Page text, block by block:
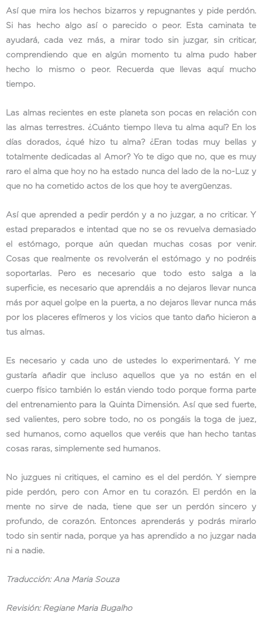
Así que mira los hechos bizarros y repugnantes y pide perdón.
Si has hecho algo así o parecido o peor. Esta caminata te
ayudará, cada vez más, a mirar todo sin juzgar, sin criticar,
comprendiendo que en algún momento tu alma pudo haber
hecho lo mismo o peor. Recuerda que llevas aquí mucho
tiempo.
Las almas recientes en este planeta son pocas en relación con
las almas terrestres. ¿Cuánto tiempo lleva tu alma aquí? En los
días dorados, ¿qué hizo tu alma? ¿Eran todas muy bellas y
totalmente dedicadas al Amor? Yo te digo que no, que es muy
raro el alma que hoy no ha estado nunca del lado de la no-Luz y
que no ha cometido actos de los que hoy te avergüenzas.
Así que aprended a pedir perdón y a no juzgar, a no criticar. Y
estad preparados e intentad que no se os revuelva demasiado
el estómago, porque aún quedan muchas cosas por venir.
Cosas que realmente os revolverán el estómago y no podréis
soportarlas. Pero es necesario que todo esto salga a la
superficie, es necesario que aprendáis a no dejaros llevar nunca
más por aquel golpe en la puerta, a no dejaros llevar nunca más
por los placeres efímeros y los vicios que tanto daño hicieron a
tus almas.
Es necesario y cada uno de ustedes lo experimentará. Y me
gustaría añadir que incluso aquellos que ya no están en el
cuerpo físico también lo están viendo todo porque forma parte
del entrenamiento para la Quinta Dimensión. Así que sed fuerte,
sed valientes, pero sobre todo, no os pongáis la toga de juez,
sed humanos, como aquellos que veréis que han hecho tantas
cosas raras, simplemente sed humanos.
No juzgues ni critiques, el camino es el del perdón. Y siempre
pide perdón, pero con Amor en tu corazón. El perdón en la
mente no sirve de nada, tiene que ser un perdón sincero y
profundo, de corazón. Entonces aprenderás y podrás mirarlo
todo sin sentir nada, porque ya has aprendido a no juzgar nada
ni a nadie.
Traducción: Ana Maria Souza
Revisión: Regiane Maria Bugalho